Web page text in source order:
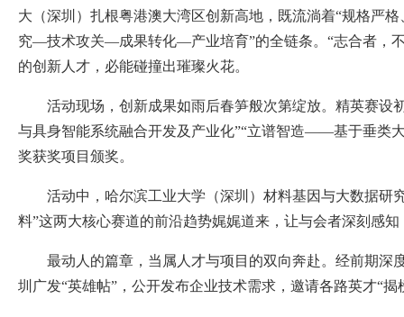
大（深圳）扎根粤港澳大湾区创新高地，既流淌着“规格严
究—技术攻关—成果转化—产业培育”的全链条。“志合者，
的创新人才，必能碰撞出璀璨火花。
活动现场，创新成果如雨后春笋般次第绽放。精英赛
与具身智能系统融合开发及产业化”“立谱智造——基于垂类
奖获奖项目颁奖。
活动中，哈尔滨工业大学（深圳）材料基因与大数据研
料”这两大核心赛道的前沿趋势娓娓道来，让与会者深刻感
最动人的篇章，当属人才与项目的双向奔赴。经前期深
圳广发“英雄帖”，公开发布企业技术需求，邀请各路英才“揭